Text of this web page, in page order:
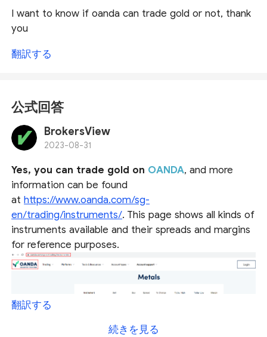
I want to know if oanda can trade gold or not, thank
you
翻訳する
公式回答
BrokersView
2023-08-31
Yes, you can trade gold on OANDA, and more
information can be found
athttps://www.oanda.com/sg-
en/trading/instruments/. This page shows all kinds of
instruments available and their spreads and margins
for reference purposes.
翻訳する
続きを見る